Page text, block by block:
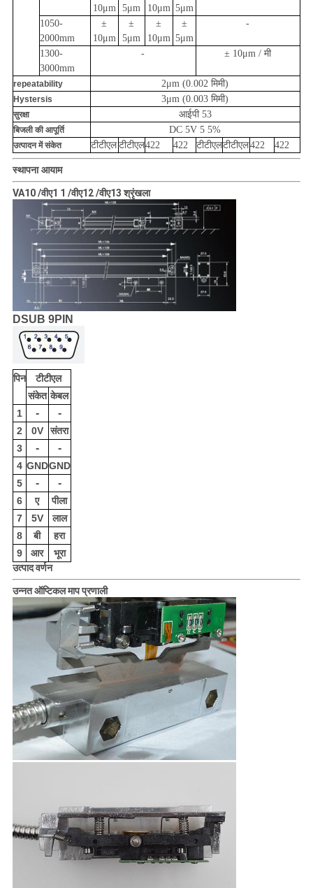
10μm
5μm
10μm 5μm
1050-
2000mm
±
10μm
±
5μm
±
10μm
±
5μm
-
1300-
3000mm
- ± 10μm / मी
repeatability 2μm (0.002 मिमी)
Hystersis 3μm (0.003 मिमी)
सुरक्षा आईपी ​​53
बिजली की आपूर्ति DC 5V 5 5%
उत्पादन में संकेत टीटीएल टीटीएल422 422 टीटीएलटीटीएल422 422
स्थापना आयाम
VA10 /वीए1 1 /वीए12 /वीए13 श्रृंखला
DSUB 9PIN
पिन
टीटीएल
संकेत केबल
1
- -
2 0V
संतरा
3
- -
4 GNDGND
5
- -
6 ए
पीला
7
5V
लाल
8
बी
हरा
9
आर
भूरा
उत्पाद वर्णन
उन्नत ऑप्टिकल माप प्रणाली